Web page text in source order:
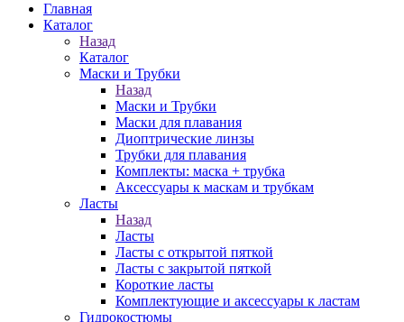
Главная
Каталог
Назад
Каталог
Маски и Трубки
Назад
Маски и Трубки
Маски для плавания
Диоптрические линзы
Трубки для плавания
Комплекты: маска + трубка
Аксессуары к маскам и трубкам
Ласты
Назад
Ласты
Ласты с открытой пяткой
Ласты с закрытой пяткой
Короткие ласты
Комплектующие и аксессуары к ластам
Гидрокостюмы